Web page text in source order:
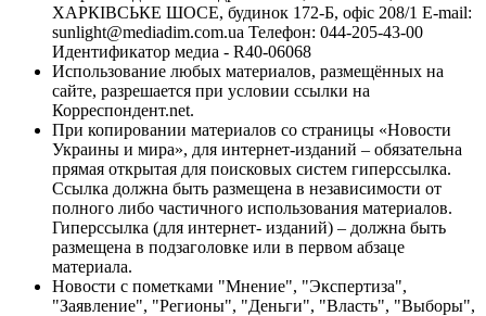
ХАРКІВСЬКЕ ШОСЕ, будинок 172-Б, офіс 208/1 E-mail:
sunlight@mediadim.com.ua Телефон: 044-205-43-00
Идентификатор медиа - R40-06068
Использование любых материалов, размещённых на
сайте, разрешается при условии ссылки на
Корреспондент.net.
При копировании материалов со страницы «Новости
Украины и мира», для интернет-изданий – обязательна
прямая открытая для поисковых систем гиперссылка.
Ссылка должна быть размещена в независимости от
полного либо частичного использования материалов.
Гиперссылка (для интернет- изданий) – должна быть
размещена в подзаголовке или в первом абзаце
материала.
Новости с пометками "Мнение", "Экспертиза",
"Заявление", "Регионы", "Деньги", "Власть", "Выборы",